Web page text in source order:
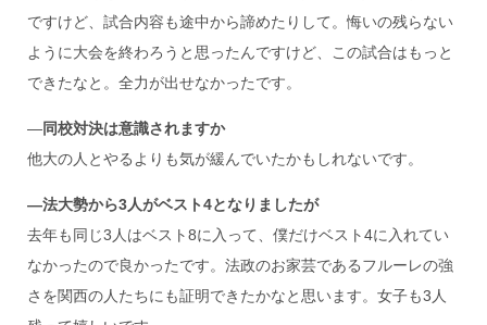
ですけど、試合内容も途中から諦めたりして。悔いの残らない
ように大会を終わろうと思ったんですけど、この試合はもっと
できたなと。全力が出せなかったです。
―同校対決は意識されますか
他大の人とやるよりも気が緩んでいたかもしれないです。
―法大勢から3人がベスト4となりましたが
去年も同じ3人はベスト8に入って、僕だけベスト4に入れてい
なかったので良かったです。法政のお家芸であるフルーレの強
さを関西の人たちにも証明できたかなと思います。女子も3人